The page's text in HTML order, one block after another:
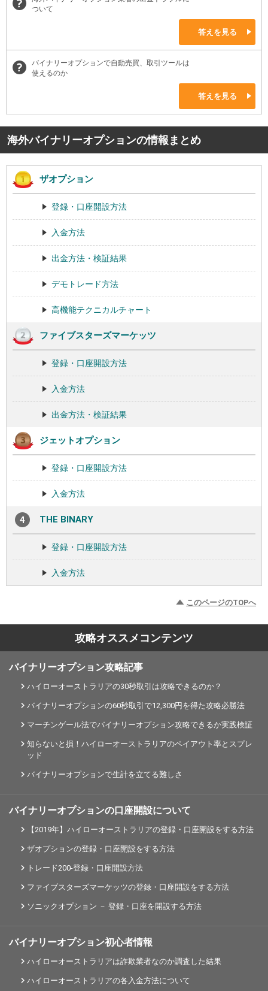
ついて
答えを見る
バイナリーオプションで自動売買、取引ツールは
使えるのか
答えを見る
海外バイナリーオプションの情報まとめ
ザオプション
登録・口座開設方法
入金方法
出金方法・検証結果
デモトレード方法
高機能テクニカルチャート
ファイブスターズマーケッツ
登録・口座開設方法
入金方法
出金方法・検証結果
ジェットオプション
登録・口座開設方法
入金方法
THE BINARY
登録・口座開設方法
入金方法
このページのTOPへ
攻略オススメコンテンツ
バイナリーオプション攻略記事
ハイローオーストラリアの30秒取引は攻略できるのか？
バイナリーオプションの60秒取引で12,300円を得た攻略必勝法
マーチンゲール法でバイナリーオプション攻略できるか実践検証
知らないと損！ハイローオーストラリアのペイアウト率とスプレ
ッド
バイナリーオプションで生計を立てる難しさ
バイナリーオプションの口座開設について
【2019年】ハイローオーストラリアの登録・口座開設をする方法
ザオプションの登録・口座開設をする方法
トレード200-登録・口座開設方法
ファイブスターズマーケッツの登録・口座開設をする方法
ソニックオプション － 登録・口座を開設する方法
バイナリーオプション初心者情報
ハイローオーストラリアは詐欺業者なのか調査した結果
ハイローオーストラリアの各入金方法について